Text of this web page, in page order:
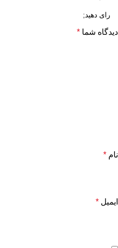
دیدگاه شما *
نام *
ایمیل *